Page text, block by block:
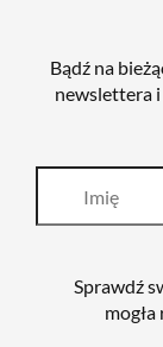
Bądź na
newslettera i
Sprawdź